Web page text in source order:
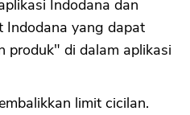
Indodana dan
Indodana yang dapat
produk" di dalam aplikasi
limit cicilan.